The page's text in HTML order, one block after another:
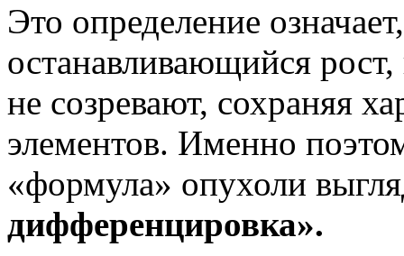
Это определение
останавливающийся
не созревают, сохраняя
элементов. Именно
«формула» опухоли
дифференцировка».